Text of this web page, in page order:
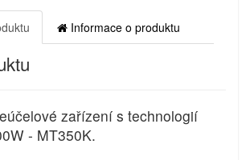
Informace o produktu
zařízení s technologií
- MT350K.